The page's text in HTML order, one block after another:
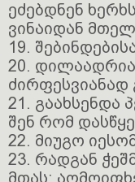
ეძებდნენ
ვინაიდან
19.
20.
ძირფესვიანად
21. გაახსენდა
შენ რომ
22. მიუგო
23. რადგან
მთას: